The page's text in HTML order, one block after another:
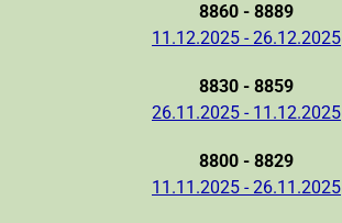
8860 - 8889
11.12.2025 - 26.12.2025
8830 - 8859
26.11.2025 - 11.12.2025
8800 - 8829
11.11.2025 - 26.11.2025